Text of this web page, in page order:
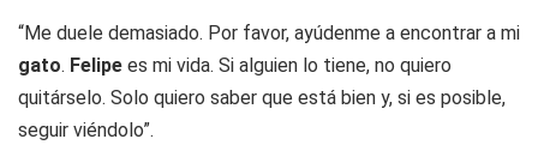
“Me duele demasiado. Por favor, ayúdenme a encontrar a mi
gato. Felipe es mi vida. Si alguien lo tiene, no quiero
quitárselo. Solo quiero saber que está bien y, si es posible,
seguir viéndolo”.